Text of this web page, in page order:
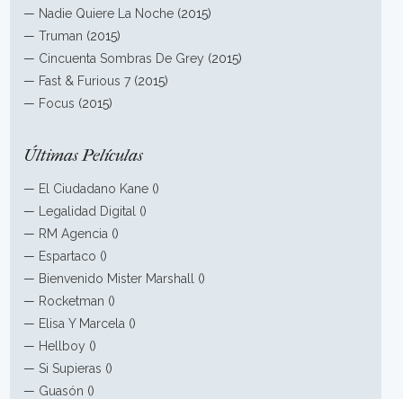
— Nadie Quiere La Noche (2015)
—Truman (2015)
— Cincuenta Sombras De Grey (2015)
— Fast & Furious 7 (2015)
— Focus (2015)
Últimas Películas
— El Ciudadano Kane ()
—
Legalidad Digital
()
— RM Agencia ()
— Espartaco ()
— Bienvenido Mister Marshall
()
— Rocketman ()
— Elisa Y Marcela ()
— Hellboy ()
—Si Supieras ()
— Guasón ()